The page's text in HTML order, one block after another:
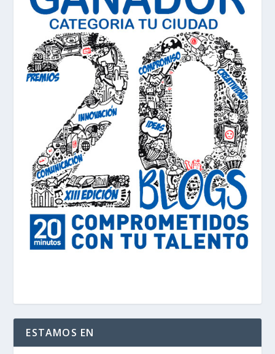
ESTAMOS EN